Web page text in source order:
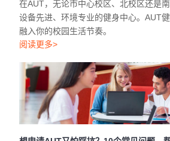
在AUT，无论市中心校区、北校区还是
设备先进、环境专业的健身中心。AUT
融入你的校园生活节奏。
阅读更多>